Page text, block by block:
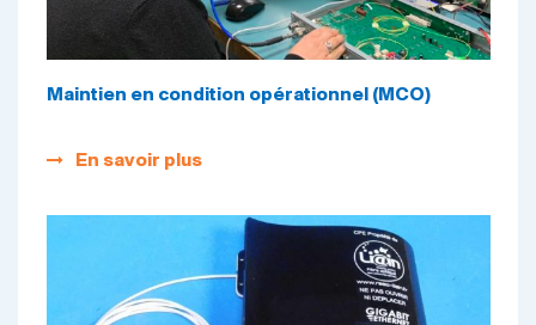
Maintien en condition opérationnel (MCO)
En savoir plus